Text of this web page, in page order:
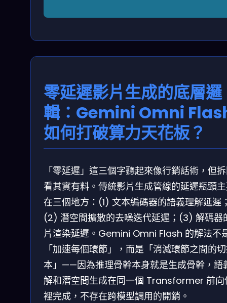
零延遲影片生成的底層邏
輯：Gemini Omni
如何打破算力天花板？
「零延遲」這三個字聽起來像行銷話術，但
看其實有料。傳統影片生成管線的延遲瓶頸
在三個地方：(1) 文本編碼器的語義理解延遲
(2) 潛空間擴散的去噪迭代延遲；(3) 解碼器
片渲染延遲。Gemini Omni Flash 的解法不
「加速每個環節」，而是「消滅環節之間的
本」——因為推理骨幹本身就是生成骨幹，語
解和潛空間生成在同一個 Transformer 前向
裡完成，不存在跨模型調用的開銷。